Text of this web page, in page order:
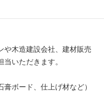
や木造建設会社、建材販売
いただきます。
ボード、仕上げ材など）